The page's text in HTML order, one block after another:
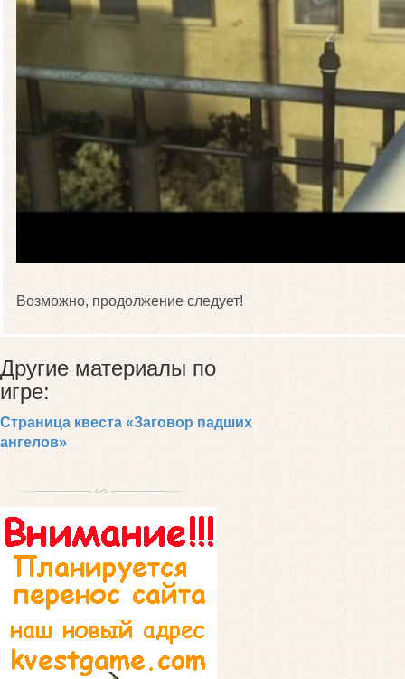
Возможно, продолжение следует!
Другие материалы по
игре:
Страница квеста «Заговор падших
ангелов»